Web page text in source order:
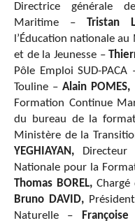
Directrice générale
Maritime – Tristan
l’Éducation nationale
et de la Jeunesse –
Pôle Emploi SUD-PACA
Touline –Alain POMES,
Formation Continue
du bureau de la
Ministère de la
YEGHIAYAN, Directeur
Nationale pour la
Thomas BOREL, Chargé
Bruno DAVID,
Naturelle – Françoise